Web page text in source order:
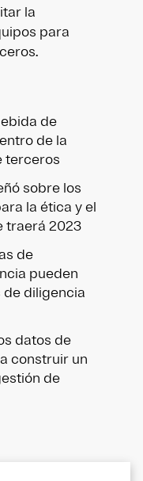
la
para
de
de la
terceros
sobre los
la ética y el
traerá 2023
de
pueden
de diligencia
datos de
construir un
de